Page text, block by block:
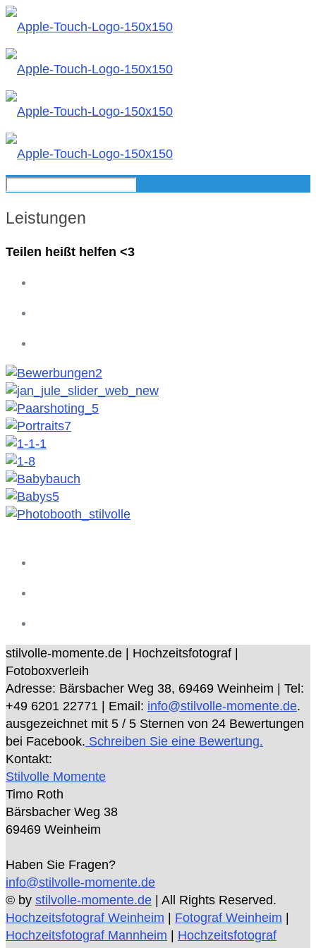
Leistungen
Teilen heißt helfen <3
stilvolle-momente.de | Hochzeitsfotograf |
Fotoboxverleih
Adresse: Bärsbacher Weg 38, 69469 Weinheim | Tel:
+49 6201 22771 | Email: info@stilvolle-momente.de.
ausgezeichnet mit 5 / 5 Sternen von 24 Bewertungen
bei Facebook. Schreiben Sie eine Bewertung.
Kontakt:
Stilvolle Momente
Timo Roth
Bärsbacher Weg 38
69469 Weinheim
Haben Sie Fragen?
info@stilvolle-momente.de
© by stilvolle-momente.de | All Rights Reserved.
Hochzeitsfotograf Weinheim
Fotograf Weinheim
Hochzeitsfotograf Mannheim
Hochzeitsfotograf